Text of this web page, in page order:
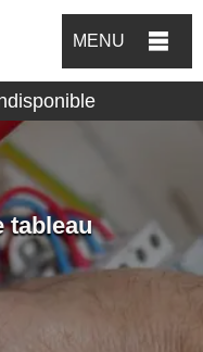
MENU
tableau